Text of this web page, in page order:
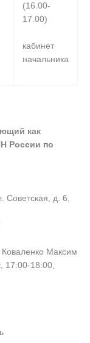
(16.00-
17.00)
кабинет
начальника
как
России по
Советская, д. 6.
Коваленко Максим
17:00-18:00,